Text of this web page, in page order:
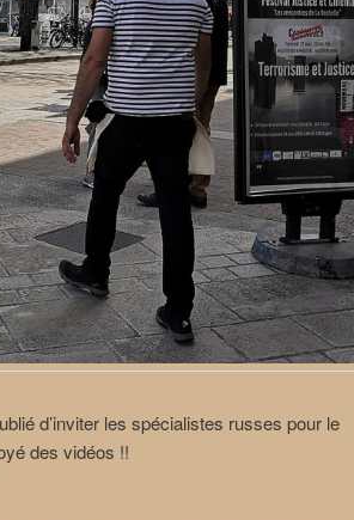
d’inviter les spécialistes russes pour le
des vidéos !!